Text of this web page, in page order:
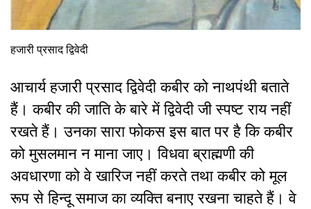
हजारी प्रसाद द्विवेदी
आचार्य हजारी प्रसाद द्विवेदी कबीर को नाथपंथी बताते
हैं। कबीर की जाति के बारे में द्विवेदी जी स्पष्ट राय नहीं
रखते हैं। उनका सारा फोकस इस बात पर है कि कबीर
को मुसलमान न माना जाए। विधवा ब्राह्मणी की
अवधारणा को वे खारिज नहीं करते तथा कबीर को मूल
रूप से हिन्दू समाज का व्यक्ति बनाए रखना चाहते हैं। वे